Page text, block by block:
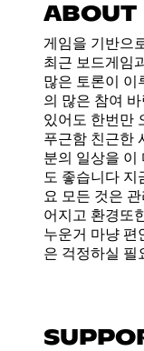
ABOUT
게임을 기반으
최근 보드게임
많은 토론이 이
의 많은 참여
있어도 한번만
푸근함 친근한
분의 일상을 이
도 좋습니다 지
요 모든 것은
어지고 환경또
누운거 마냥 편
은 걱정하실 필